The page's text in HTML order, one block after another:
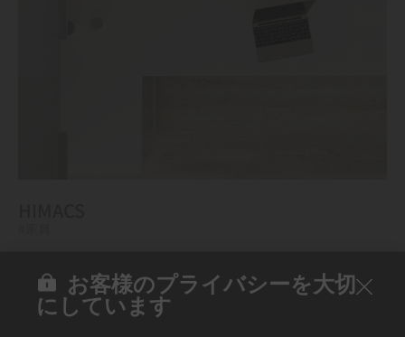
お客様のプライバシーを大切
にしています